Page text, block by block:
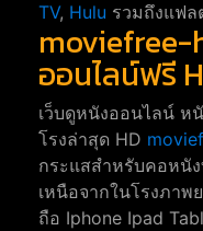
TV, Hulu รวมถึงแฟ
moviefree-
ออนไลน์ฟรี
เว็บดูหนังออนไลน์
โรงล่าสุด HD
กระแสสำหรับคอหนั
เหนือจากในโรงภา
ถือ Iphone Ipad